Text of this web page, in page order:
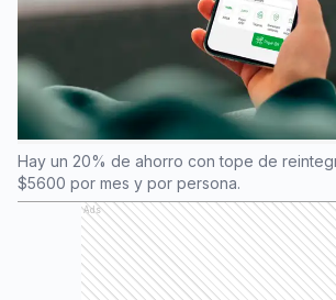
Hay un 20% de ahorro con tope de
$5600 por mes y por persona.
Ads